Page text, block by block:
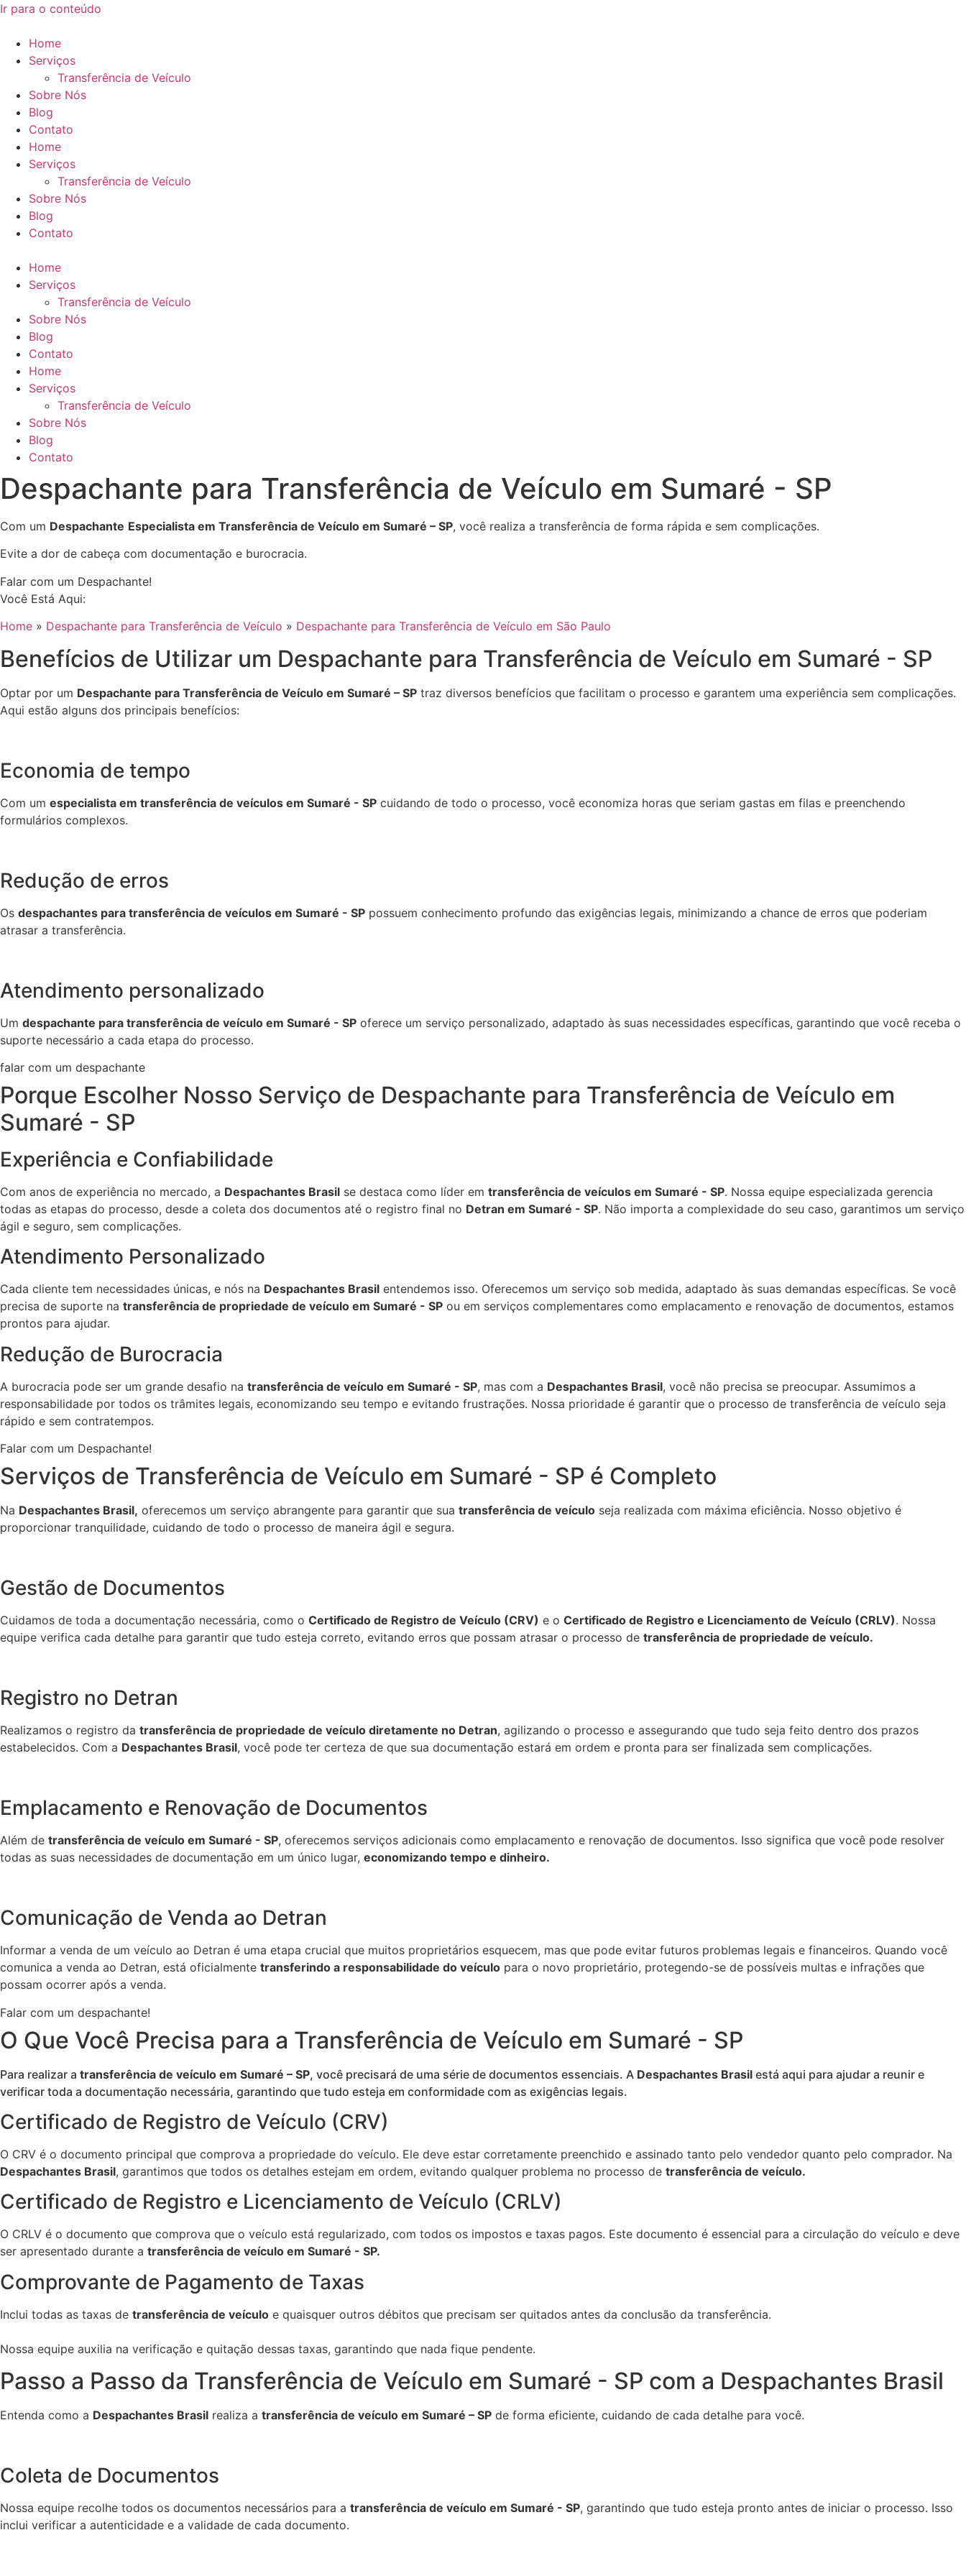
Ir para o conteúdo
Home
Serviços
Transferência de Veículo
Sobre Nós
Blog
Contato
Home
Serviços
Transferência de Veículo
Sobre Nós
Blog
Contato
Home
Serviços
Transferência de Veículo
Sobre Nós
Blog
Contato
Home
Serviços
Transferência de Veículo
Sobre Nós
Blog
Contato
Despachante para Transferência de Veículo em Sumaré - SP
Com um Despachante Especialista em Transferência de Veículo em Sumaré – SP, você realiza a transferência de forma rápida e sem complicações.
Evite a dor de cabeça com documentação e burocracia.
Falar com um Despachante!
Você Está Aqui:
Home » Despachante para Transferência de Veículo » Despachante para Transferência de Veículo em São Paulo
Benefícios de Utilizar um Despachante para Transferência de Veículo em Sumaré - SP
Optar por um Despachante para Transferência de Veículo em Sumaré – SP traz diversos benefícios que facilitam o processo e garantem uma experiência sem complicações.
Aqui estão alguns dos principais benefícios:
Economia de tempo
Com um especialista em transferência de veículos em Sumaré - SP cuidando de todo o processo, você economiza horas que seriam gastas em filas e preenchendo
formulários complexos.
Redução de erros
Os despachantes para transferência de veículos em Sumaré - SP possuem conhecimento profundo das exigências legais, minimizando a chance de erros que poderiam
atrasar a transferência.
Atendimento personalizado
Um despachante para transferência de veículo em Sumaré - SP oferece um serviço personalizado, adaptado às suas necessidades específicas, garantindo que você receba o
suporte necessário a cada etapa do processo.
falar com um despachante
Porque Escolher Nosso Serviço de Despachante para Transferência de Veículo em
Sumaré - SP
Experiência e Confiabilidade
Com anos de experiência no mercado, a Despachantes Brasil se destaca como líder em transferência de veículos em Sumaré - SP. Nossa equipe especializada gerencia
todas as etapas do processo, desde a coleta dos documentos até o registro final no Detran em Sumaré - SP. Não importa a complexidade do seu caso, garantimos um serviço
ágil e seguro, sem complicações.
Atendimento Personalizado
Cada cliente tem necessidades únicas, e nós na Despachantes Brasil entendemos isso. Oferecemos um serviço sob medida, adaptado às suas demandas específicas. Se você
precisa de suporte na transferência de propriedade de veículo em Sumaré - SP ou em serviços complementares como emplacamento e renovação de documentos, estamos
prontos para ajudar.
Redução de Burocracia
A burocracia pode ser um grande desafio na transferência de veículo em Sumaré - SP, mas com a Despachantes Brasil, você não precisa se preocupar. Assumimos a
responsabilidade por todos os trâmites legais, economizando seu tempo e evitando frustrações. Nossa prioridade é garantir que o processo de transferência de veículo seja
rápido e sem contratempos.
Falar com um Despachante!
Serviços de Transferência de Veículo em Sumaré - SP é Completo
Na Despachantes Brasil, oferecemos um serviço abrangente para garantir que sua transferência de veículo seja realizada com máxima eficiência. Nosso objetivo é
proporcionar tranquilidade, cuidando de todo o processo de maneira ágil e segura.
Gestão de Documentos
Cuidamos de toda a documentação necessária, como o Certificado de Registro de Veículo (CRV) e o Certificado de Registro e Licenciamento de Veículo (CRLV). Nossa
equipe verifica cada detalhe para garantir que tudo esteja correto, evitando erros que possam atrasar o processo de transferência de propriedade de veículo.
Registro no Detran
Realizamos o registro da transferência de propriedade de veículo diretamente no Detran, agilizando o processo e assegurando que tudo seja feito dentro dos prazos
estabelecidos. Com a Despachantes Brasil, você pode ter certeza de que sua documentação estará em ordem e pronta para ser finalizada sem complicações.
Emplacamento e Renovação de Documentos
Além de transferência de veículo em Sumaré - SP, oferecemos serviços adicionais como emplacamento e renovação de documentos. Isso significa que você pode resolver
todas as suas necessidades de documentação em um único lugar, economizando tempo e dinheiro.
Comunicação de Venda ao Detran
Informar a venda de um veículo ao Detran é uma etapa crucial que muitos proprietários esquecem, mas que pode evitar futuros problemas legais e financeiros. Quando você
comunica a venda ao Detran, está oficialmente transferindo a responsabilidade do veículo para o novo proprietário, protegendo-se de possíveis multas e infrações que
possam ocorrer após a venda.
Falar com um despachante!
O Que Você Precisa para a Transferência de Veículo em Sumaré - SP
Para realizar a transferência de veículo em Sumaré – SP, você precisará de uma série de documentos essenciais. A Despachantes Brasil está aqui para ajudar a reunir e
verificar toda a documentação necessária, garantindo que tudo esteja em conformidade com as exigências legais.
Certificado de Registro de Veículo (CRV)
O CRV é o documento principal que comprova a propriedade do veículo. Ele deve estar corretamente preenchido e assinado tanto pelo vendedor quanto pelo comprador. Na
Despachantes Brasil, garantimos que todos os detalhes estejam em ordem, evitando qualquer problema no processo de transferência de veículo.
Certificado de Registro e Licenciamento de Veículo (CRLV)
O CRLV é o documento que comprova que o veículo está regularizado, com todos os impostos e taxas pagos. Este documento é essencial para a circulação do veículo e deve
ser apresentado durante a transferência de veículo em Sumaré - SP.
Comprovante de Pagamento de Taxas
Inclui todas as taxas de transferência de veículo e quaisquer outros débitos que precisam ser quitados antes da conclusão da transferência.
Nossa equipe auxilia na verificação e quitação dessas taxas, garantindo que nada fique pendente.
Passo a Passo da Transferência de Veículo em Sumaré - SP com a Despachantes Brasil
Entenda como a Despachantes Brasil realiza a transferência de veículo em Sumaré – SP de forma eficiente, cuidando de cada detalhe para você.
Coleta de Documentos
Nossa equipe recolhe todos os documentos necessários para a transferência de veículo em Sumaré - SP, garantindo que tudo esteja pronto antes de iniciar o processo. Isso
inclui verificar a autenticidade e a validade de cada documento.